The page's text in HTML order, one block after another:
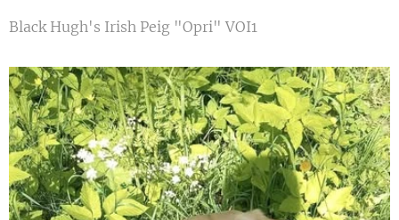
Black Hugh's Irish Peig "Opri" VOI1